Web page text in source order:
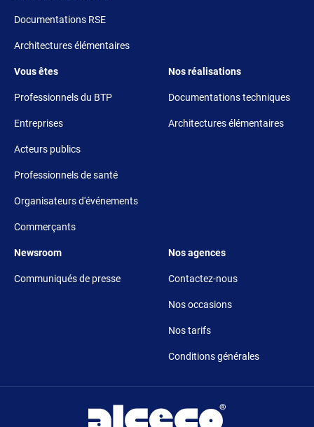
Documentations RSE
Architectures élémentaires
Footer 3
Vous êtes
Professionnels du BTP
Entreprises
Acteurs publics
Professionnels de santé
Organisateurs d'événements
Commerçants
Footer 4
Nos réalisations
Documentations techniques
Architectures élémentaires
Footer 5
Newsroom
Communiqués de presse
Footer 6
Nos agences
Contactez-nous
Nos occasions
Nos tarifs
Conditions générales